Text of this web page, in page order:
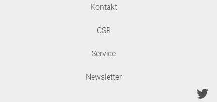
Kontakt
CSR
Service
Newsletter